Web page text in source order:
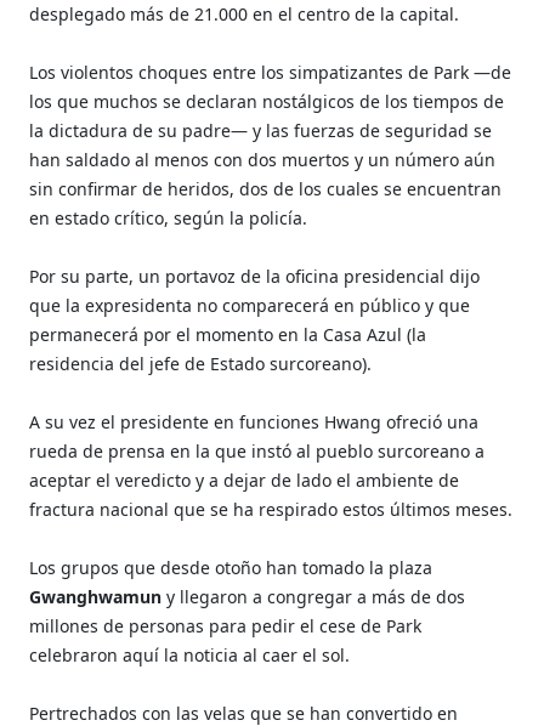
desplegado más de 21.000 en el centro de la capital.
Los violentos choques entre los simpatizantes de Park —de
los que muchos se declaran nostálgicos de los tiempos de
la dictadura de su padre— y las fuerzas de seguridad se
han saldado al menos con dos muertos y un número aún
sin confirmar de heridos, dos de los cuales se encuentran
en estado crítico, según la policía.
Por su parte, un portavoz de la oficina presidencial dijo
que la expresidenta no comparecerá en público y que
permanecerá por el momento en la Casa Azul (la
residencia del jefe de Estado surcoreano).
A su vez el presidente en funciones Hwang ofreció una
rueda de prensa en la que instó al pueblo surcoreano a
aceptar el veredicto y a dejar de lado el ambiente de
fractura nacional que se ha respirado estos últimos meses.
Los grupos que desde otoño han tomado la plaza
Gwanghwamun y llegaron a congregar a más de dos
millones de personas para pedir el cese de Park
celebraron aquí la noticia al caer el sol.
Pertrechados con las velas que se han convertido en